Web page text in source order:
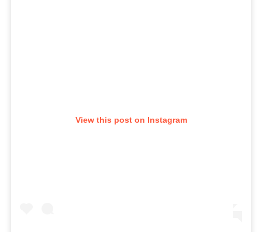
View this post on Instagram